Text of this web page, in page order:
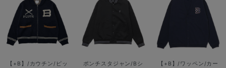
【+B】/カウチン/ピッ
ポンチスタジャン/Bシ
【+B】/ワッペン/カー